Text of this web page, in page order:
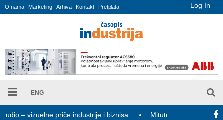
Log In
O nama Marketing Arhiva Kontakt Pretplata
ENG
– vizuelne priče industrije i biznisa Mitutoyo Crysta-Apex V